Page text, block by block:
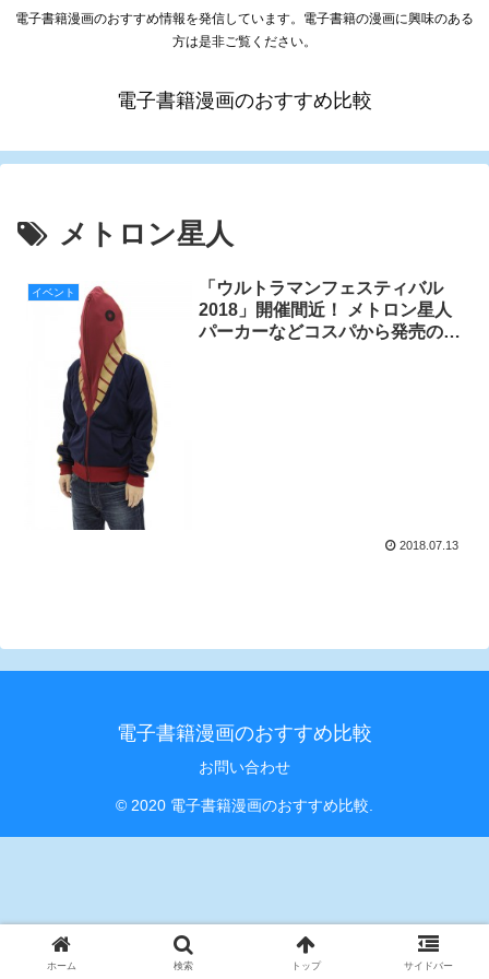
電子書籍漫画のおすすめ情報を発信しています。電子書籍の漫画に興味のある
方は是非ご覧ください。
電子書籍漫画のおすすめ比較
メトロン星人
イベント
「ウルトラマンフェスティバル
2018」開催間近！ メトロン星人
パーカーなどコスパから発売の先
2018.07.13
電子書籍漫画のおすすめ比較
お問い合わせ
© 2020 電子書籍漫画のおすすめ比較.
ホーム 検索 トップ サイドバー